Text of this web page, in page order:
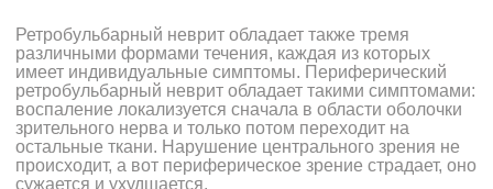
Ретробульбарный неврит обладает также тремя
различными формами течения, каждая из которых
имеет индивидуальные симптомы. Периферический
ретробульбарный неврит обладает такими симптомами:
воспаление локализуется сначала в области оболочки
зрительного нерва и только потом переходит на
остальные ткани. Нарушение центрального зрения не
происходит, а вот периферическое зрение страдает, оно
сужается и ухудшается.